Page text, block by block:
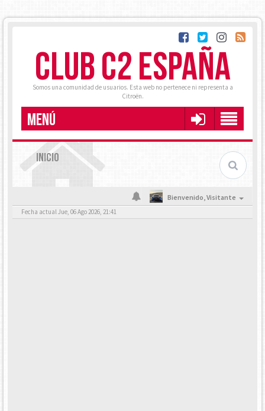
CLUB C2 ESPAÑA
Somos una comunidad de usuarios. Esta web no pertenece ni representa a
Citroën.
MENÚ
INICIO
Bienvenido,Visitante
Fecha actual Jue, 06 Ago 2026, 21:41